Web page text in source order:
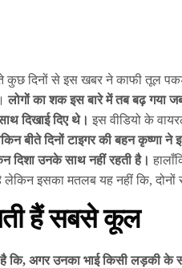
कुछ दिनों से इस खबर ने काफी तूल
लोगों का शक इस बारे में तब बढ़ गया
दिखाई दिए थे।इस वीडियो के
बीते दिनों टाइगर की बहन कृष्णा ने
दिशा उनके साथ नहीं रहती है।
लेकिन इसका मतलब यह नहीं कि, दोनों
हैं सबसे कूल
कि, अगर उनका भाई किसी लड़की के